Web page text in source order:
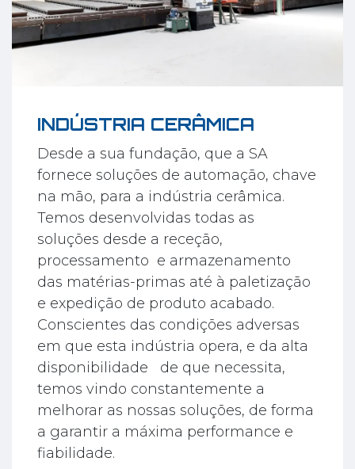
INDÚSTRIA CERÂMICA
Desde a sua fundação, que a SA
fornece soluções de automação, chave
na mão, para a indústria cerâmica.
Temos desenvolvidas todas as
soluções desde a receção,
processamento e armazenamento
das matérias-primas até à paletização
e expedição de produto acabado.
Conscientes das condições adversas
em que esta indústria opera, e da alta
disponibilidade de que necessita,
temos vindo constantemente a
melhorar as nossas soluções, de forma
a garantir a máxima performance e
fiabilidade.